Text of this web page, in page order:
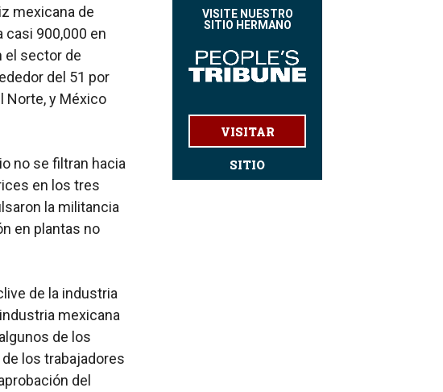
mexicana de
casi 900,000 en
el sector de
del 51 por
Norte, y México
no se filtran hacia
en los tres
la militancia
en plantas no
de la industria
mexicana
de los
los trabajadores
del
VISITE NUESTRO
SITIO HERMANO
VISITAR
SITIO